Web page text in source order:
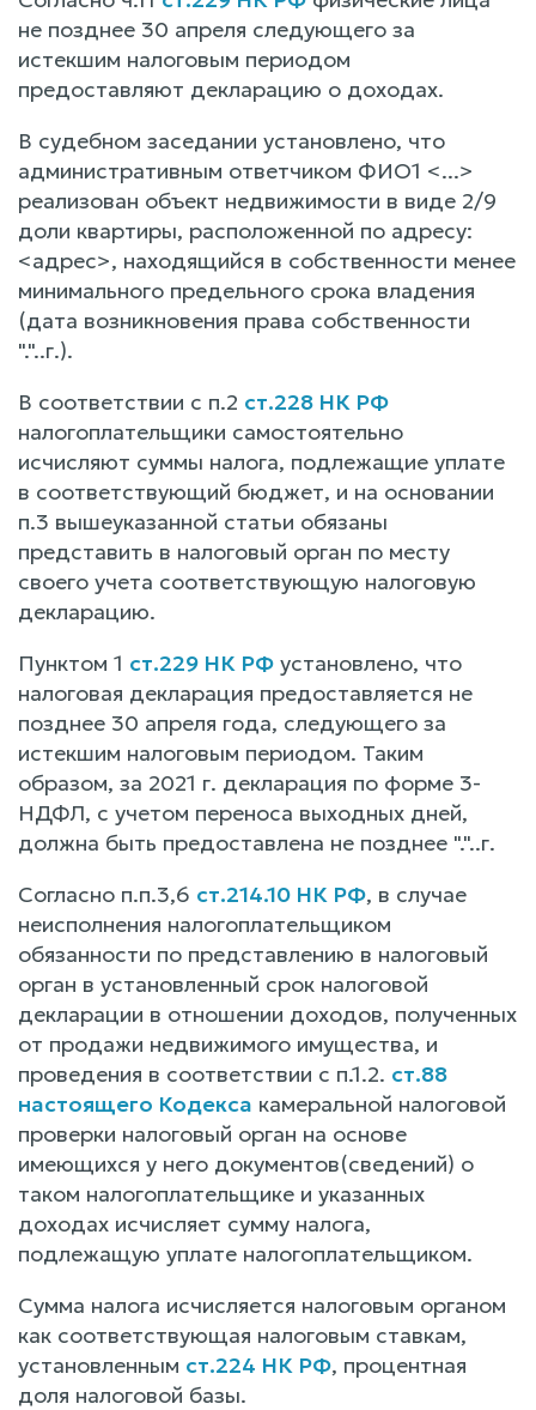
не позднее 30 апреля следующего за
истекшим налоговым периодом
предоставляют декларацию о доходах.
В судебном заседании установлено, что
административным ответчиком ФИО1 <...>
реализован объект недвижимости в виде 2/9
доли квартиры, расположенной по адресу:
<адрес>, находящийся в собственности менее
минимального предельного срока владения
(дата возникновения права собственности
"."..г.).
В соответствии с п.2 ст.228 НК РФ
налогоплательщики самостоятельно
исчисляют суммы налога, подлежащие уплате
в соответствующий бюджет, и на основании
п.3 вышеуказанной статьи обязаны
представить в налоговый орган по месту
своего учета соответствующую налоговую
декларацию.
Пунктом 1 ст.229 НК РФ установлено, что
налоговая декларация предоставляется не
позднее 30 апреля года, следующего за
истекшим налоговым периодом. Таким
образом, за 2021 г. декларация по форме 3-
НДФЛ, с учетом переноса выходных дней,
должна быть предоставлена не позднее "."..г.
Согласно п.п.3,6 ст.214.10 НК РФ, в случае
неисполнения налогоплательщиком
обязанности по представлению в налоговый
орган в установленный срок налоговой
декларации в отношении доходов, полученных
от продажи недвижимого имущества, и
проведения в соответствии с п.1.2. ст.88
настоящего Кодекса камеральной налоговой
проверки налоговый орган на основе
имеющихся у него документов(сведений) о
таком налогоплательщике и указанных
доходах исчисляет сумму налога,
подлежащую уплате налогоплательщиком.
Сумма налога исчисляется налоговым органом
как соответствующая налоговым ставкам,
установленным ст.224 НК РФ, процентная
доля налоговой базы.